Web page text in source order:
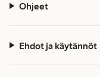
Ohjeet
Ehdot ja käytännöt